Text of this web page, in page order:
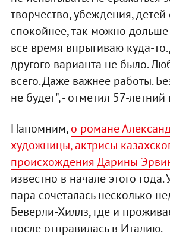
творчество, убеждения, детей
спокойнее, так можно
все время впрыгиваю куда-
другого варианта не было.
всего. Даже важнее работы.
не будет", - отметил 57-
Напомним,о романе
художницы, актрисы
происхождения Дарины
известно в начале этого
пара сочеталась несколько
Беверли-Хиллз, где и
после отправилась в Италию.